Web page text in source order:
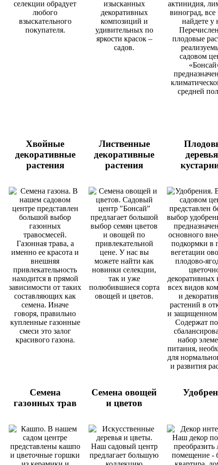
Хвойные
декоративные
растения
Лиственные
декоративные
растения
Семена
газонных трав
Семена овощей
и цветов